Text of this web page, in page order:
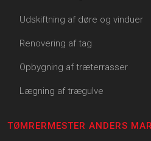
Udskiftning af døre og vinduer
Renovering af tag
Opbygning af træterrasser
Lægning af trægulve
TØMRERMESTER ANDERS